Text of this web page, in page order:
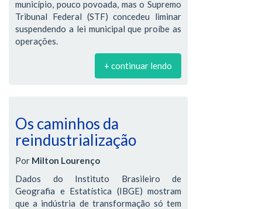
município, pouco povoada, mas o Supremo
Tribunal Federal (STF) concedeu liminar
suspendendo a lei municipal que proíbe as
operações.
+ continuar lendo
Os caminhos da
reindustrialização
Por Milton Lourenço
Dados do Instituto Brasileiro de
Geografia e Estatística (IBGE) mostram
que a indústria de transformação só tem